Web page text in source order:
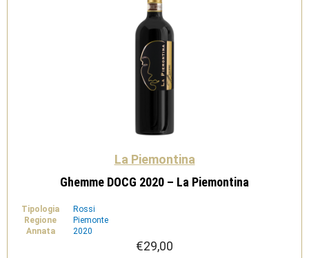
La Piemontina
Ghemme DOCG 2020 – La Piemontina
Tipologia
Rossi
Regione
Piemonte
Annata
2020
€29,00